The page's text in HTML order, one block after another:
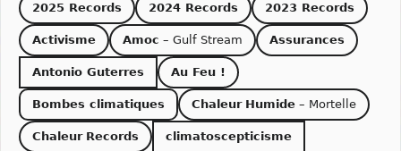
2025 Records 2024 Records 2023 Records
Activisme Amoc – Gulf Stream Assurances
Antonio Guterres Au Feu !
Bombes climatiques Chaleur Humide – Mortelle
Chaleur Records climatoscepticisme